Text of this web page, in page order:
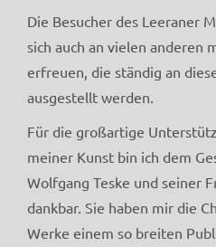
Die Besucher des Leeraner
sich auch an vielen anderen
erfreuen, die ständig an
ausgestellt werden.
Für die großartige
meiner Kunst bin ich dem
Wolfgang Teske und seiner
dankbar. Sie haben mir die
Werke einem so breiten